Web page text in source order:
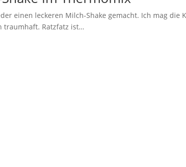
einen leckeren Milch-Shake gemacht. Ich mag die
traumhaft. Ratzfatz ist…